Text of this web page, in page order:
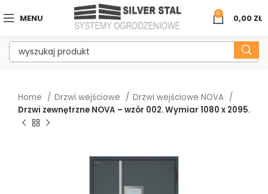
MENU 0 0,00 ZŁ
Home Drzwi wejściowe
Drzwi wejściowe NOVA
Drzwi zewnętrzne NOVA – wzór 002. Wymiar 1080 x 2095.